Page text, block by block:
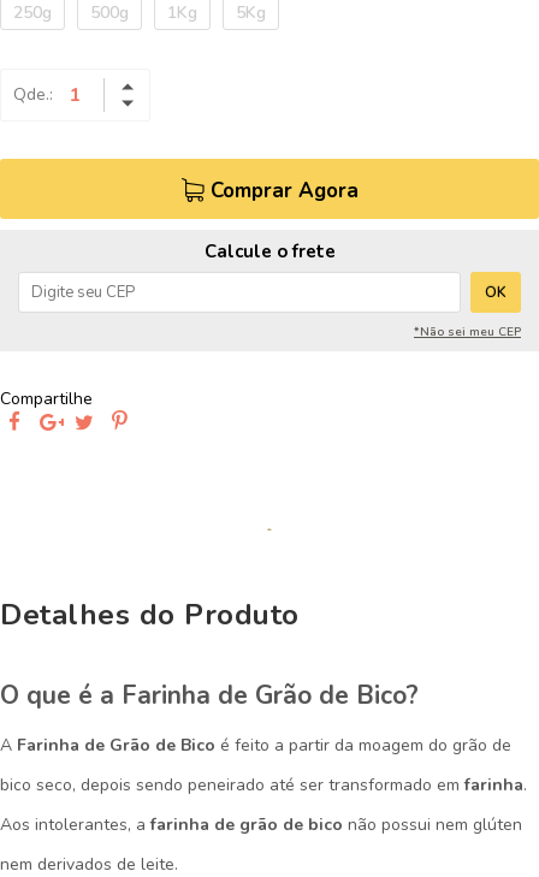
250g 500g 1Kg 5Kg
Qde.:
Comprar Agora
Calcule o frete
OK
*Não sei meu CEP
Compartilhe
Detalhes do Produto
O que é a Farinha de Grão de Bico?
A Farinha de Grão de Bico é feito a partir da moagem do grão de
bico seco, depois sendo peneirado até ser transformado emfarinha.
Aos intolerantes, afarinha de grão de bico não possui nem glúten
nem derivados de leite.